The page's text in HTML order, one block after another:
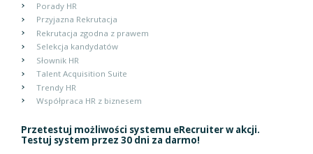
Porady HR
Przyjazna Rekrutacja
Rekrutacja zgodna z prawem
Selekcja kandydatów
Słownik HR
Talent Acquisition Suite
Trendy HR
Współpraca HR z biznesem
Przetestuj możliwości systemu eRecruiter w akcji.
Testuj system przez 30 dni za darmo!